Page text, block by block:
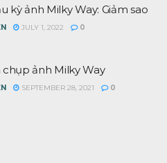
kỳ ảnh Milky Way: Giảm sao
JULY 1, 2022 0
ảnh Milky Way
SEPTEMBER 28, 2021 0